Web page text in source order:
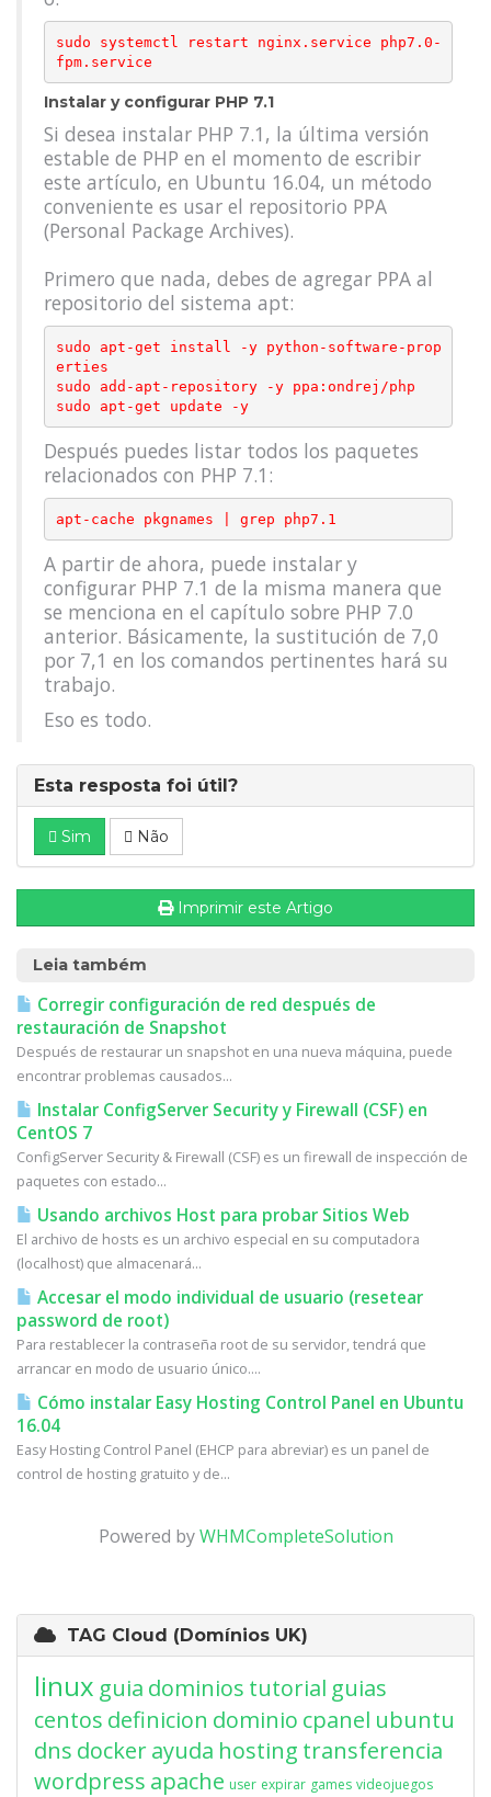
sudo systemctl restart nginx.service php7.0-
Instalar y configurar PHP 7.1
Si desea instalar PHP 7.1, la última versión
estable de PHP en el momento de escribir
este artículo, en Ubuntu 16.04, un método
conveniente es usar el repositorio PPA
(Personal Package Archives).
Primero que nada, debes de agregar PPA al
repositorio del sistema apt:
sudo apt-get install -y python-software-prop
erties
sudo add-apt-repository -y ppa:ondrej/php
sudo apt-get update -y
Después puedes listar todos los paquetes
relacionados con PHP 7.1:
A partir de ahora, puede instalar y
configurar PHP 7.1 de la misma manera que
se menciona en el capítulo sobre PHP 7.0
anterior. Básicamente, la sustitución de 7,0
por 7,1 en los comandos pertinentes hará su
trabajo.
Eso es todo.
Esta resposta foi útil?
Sim Não
Imprimir este Artigo
Leia também
Corregir configuración de red después de
restauración de Snapshot
Después de restaurar un snapshot en una nueva máquina, puede
encontrar problemas causados...
Instalar ConfigServer Security y Firewall (CSF) en
CentOS 7
ConfigServer Security & Firewall (CSF) es un firewall de inspección de
paquetes con estado...
Usando archivos Host para probar Sitios Web
El archivo de hosts es un archivo especial en su computadora
(localhost) que almacenará...
Accesar el modo individual de usuario (resetear
password de root)
Para restablecer la contraseña root de su servidor, tendrá que
arrancar en modo de usuario único....
Cómo instalar Easy Hosting Control Panel en Ubuntu
16.04
Easy Hosting Control Panel (EHCP para abreviar) es un panel de
control de hosting gratuito y de...
Powered byWHMCompleteSolution
TAG Cloud (Domínios UK)
linux guia dominios tutorial guias
centos definicion dominio cpanel ubuntu
dns dockerayuda hosting transferencia
wordpress apache user expirar games videojuegos